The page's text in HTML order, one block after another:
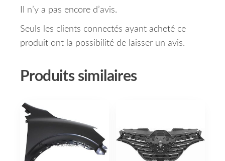
Il n’y a pas encore d’avis.
Seuls les clients connectés ayant acheté ce
produit ont la possibilité de laisser un avis.
Produits similaires